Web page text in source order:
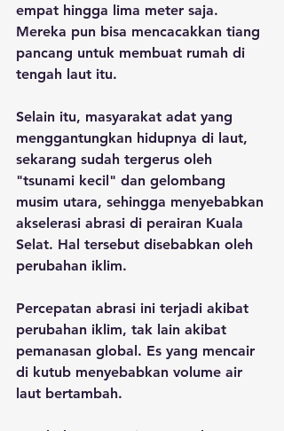
empat hingga lima meter saja.
Mereka pun bisa mencacakkan tiang
pancang untuk membuat rumah di
tengah laut itu.
Selain itu, masyarakat adat yang
menggantungkan hidupnya di laut,
sekarang sudah tergerus oleh
"tsunami kecil" dan gelombang
musim utara, sehingga menyebabkan
akselerasi abrasi di perairan Kuala
Selat. Hal tersebut disebabkan oleh
perubahan iklim.
Percepatan abrasi ini terjadi akibat
perubahan iklim, tak lain akibat
pemanasan global. Es yang mencair
di kutub menyebabkan volume air
laut bertambah.